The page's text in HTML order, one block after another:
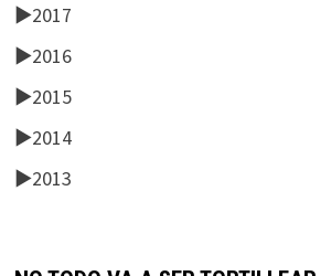
►2017
►2016
►2015
►2014
►2013